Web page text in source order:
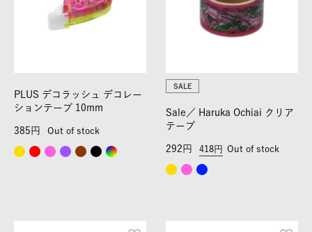
PLUS デコラッシュ デコレー
ションテープ 10mm
385 Out of stock
SALE
Sale／ Haruka Ochiai クリア
テープ
418
292 Out of stock